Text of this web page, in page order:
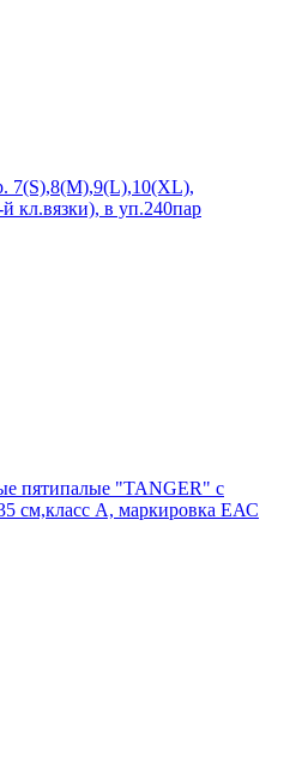
7(S),8(M),9(L),10(XL),
кл.вязки), в уп.240пар
пятипалые "TANGER" с
см,класс А, маркировка ЕАС